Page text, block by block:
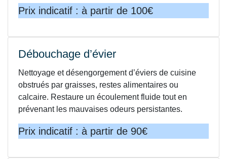
Prix indicatif : à partir de 100€
Débouchage d’évier
Nettoyage et désengorgement d’éviers de cuisine
obstrués par graisses, restes alimentaires ou
calcaire. Restaure un écoulement fluide tout en
prévenant les mauvaises odeurs persistantes.
Prix indicatif : à partir de 90€